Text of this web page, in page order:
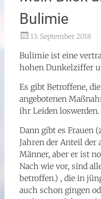
Bulimie
13. September 2018
Bulimie ist eine
hohen Dunkelziffer
Es gibt Betroffene,
angebotenen
ihr Leiden loswerden.
Dann gibt es Frauen
Jahren der Anteil der
Männer, aber er ist
Nach wie vor, sind
betroffen.) , die in
auch schon gingen